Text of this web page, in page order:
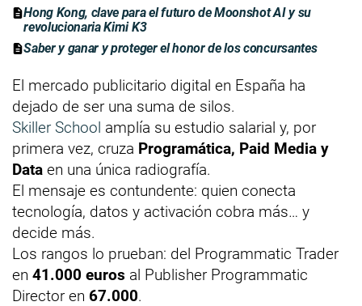
Hong Kong, clave para el futuro de Moonshot AI y su
revolucionaria Kimi K3
Saber y ganar y proteger el honor de los concursantes
El mercado publicitario digital en España ha
dejado de ser una suma de silos.
Skiller School amplía su estudio salarial y, por
primera vez, cruza Programática, Paid Media y
Data en una única radiografía.
El mensaje es contundente: quien conecta
tecnología, datos y activación cobra más… y
decide más.
Los rangos lo prueban: del Programmatic Trader
en 41.000 euros al Publisher Programmatic
Director en 67.000.